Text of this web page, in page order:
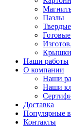
Пазлы
Крышки
Наши работы
О компании
Наши
Наши
Доставка
Популярные
Контакты